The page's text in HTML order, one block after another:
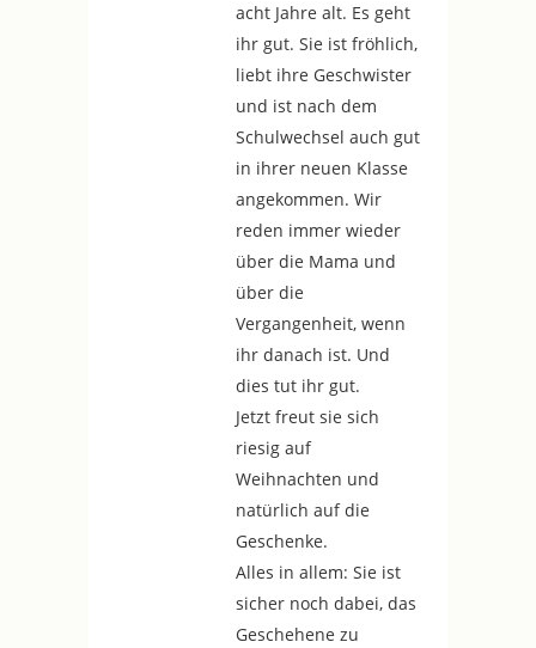
acht Jahre alt. Es geht
ihr gut. Sie ist fröhlich,
liebt ihre Geschwister
und ist nach dem
Schulwechsel auch gut
in ihrer neuen Klasse
angekommen. Wir
reden immer wieder
über die Mama und
über die
Vergangenheit, wenn
ihr danach ist. Und
dies tut ihr gut.
Jetzt freut sie sich
riesig auf
Weihnachten und
natürlich auf die
Geschenke.
Alles in allem: Sie ist
sicher noch dabei, das
Geschehene zu